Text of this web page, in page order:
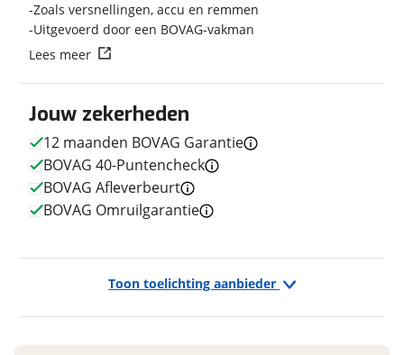
Elektrisch?
Financieel
Toon toelichting aanbieder
viaBOVAG.nl verwerkt je persoonsgegevens om je aanvraag zo
goed mogelijk bij de aanbieder te brengen. Lees hier meer
over in onze privacyverklaring
Jouw zekerheden
12 maanden BOVAG Garantie
BOVAG 40-Puntencheck
BOVAG Afleverbeurt
BOVAG Omruilgarantie
Zoals versnellingen, accu en remmen
Uitgevoerd door een BOVAG-vakman
Lees meer